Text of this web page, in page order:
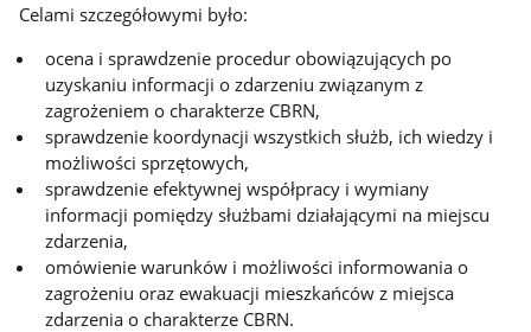
Celami szczegółowymi było:
ocena i sprawdzenie procedur obowiązujących po
uzyskaniu informacjio zdarzeniu związanym z
zagrożeniem o charakterze CBRN,
sprawdzenie koordynacji wszystkich służb, ich wiedzy i
możliwości sprzętowych,
sprawdzenie efektywnej współpracy i wymiany
informacji pomiędzy służbami działającymi na miejscu
zdarzenia,
omówienie warunków i możliwości informowania o
zagrożeniu oraz ewakuacji mieszkańców z miejsca
zdarzenia o charakterze CBRN.